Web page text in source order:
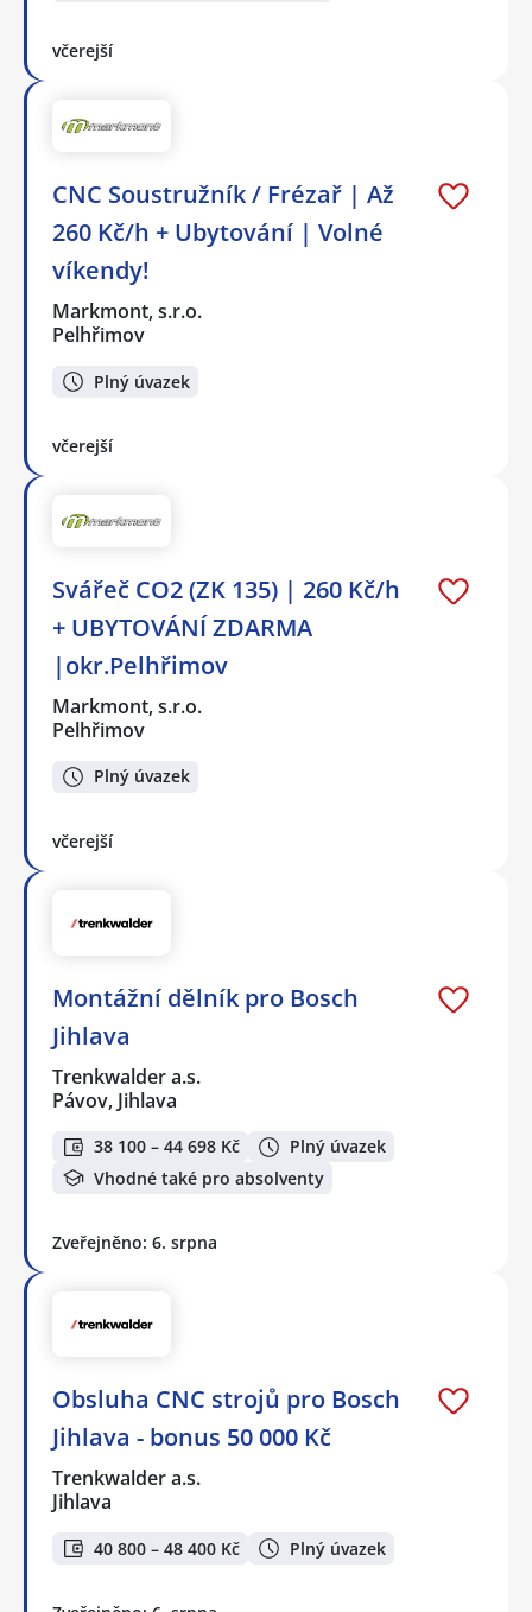
včerejší
CNC Soustružník / Frézař | Až
260 Kč/h + Ubytování | Volné
víkendy!
Markmont, s.r.o.
Pelhřimov
Plný úvazek
včerejší
Svářeč CO2 (ZK 135) | 260 Kč/h
+ UBYTOVÁNÍ ZDARMA
|okr.Pelhřimov
Markmont, s.r.o.
Pelhřimov
Plný úvazek
včerejší
Montážní dělník pro Bosch
Jihlava
Trenkwalder a.s.
Pávov, Jihlava
38 100 – 44 698 Kč
Plný úvazek
Vhodné také pro absolventy
Zveřejněno: 6. srpna
Obsluha CNC strojů pro Bosch
Jihlava - bonus 50 000 Kč
Trenkwalder a.s.
Jihlava
40 800 – 48 400 Kč Plný úvazek